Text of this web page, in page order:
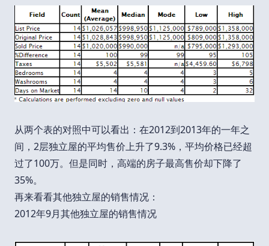
从两个表的对照中可以看出：在2012到2013年的一年之
间，2层独立屋的平均售价上升了9.3%，平均价格已经超
过了100万。但是同时，高端的房子最高售价却下降了
35%。
再来看看其他独立屋的销售情况：
2012年9月其他独立屋的销售情况